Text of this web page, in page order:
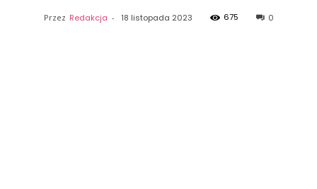
Przez Redakcja - 18 listopada 2023 675 0